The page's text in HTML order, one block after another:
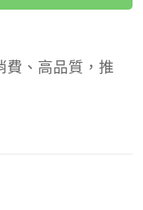
費、高品質，推